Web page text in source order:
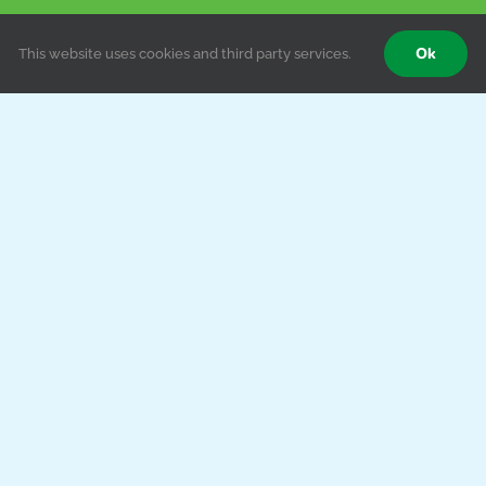
This website uses cookies and third party services. Ok